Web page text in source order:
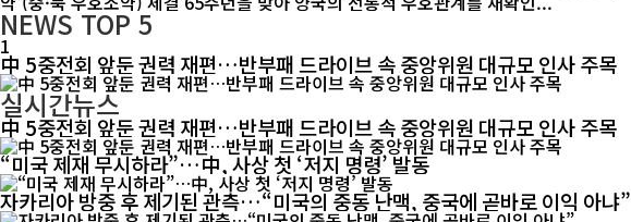
NEWSTOP 5
1
中 5중전회 앞둔 권력 재편…반부패 드라이브 속 중앙위원 대규모 인사 주목
실시간뉴스
中 5중전회 앞둔 권력 재편…반부패 드라이브 속 중앙위원 대규모 인사 주목
“미국 제재 무시하라”…中, 사상 첫 ‘저지 명령’ 발동
자카리아 방중 후 제기된 관측…“미국의 중동 난맥, 중국에 곧바로 이익 아냐”